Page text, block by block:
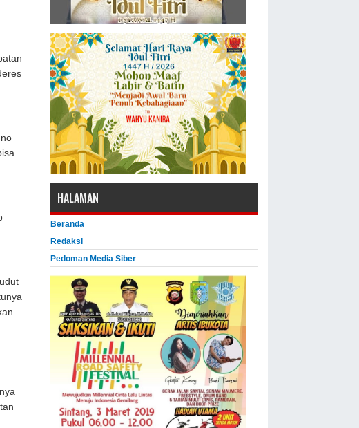
HALAMAN
Beranda
Redaksi
Pedoman Media Siber